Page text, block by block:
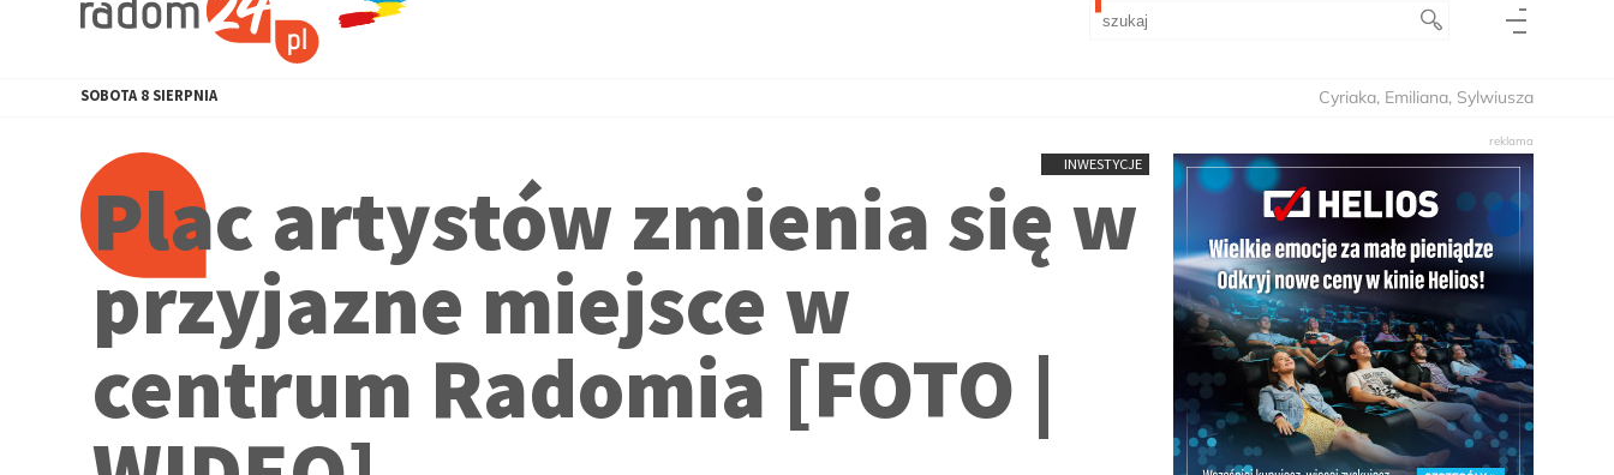
SOBOTA 8 SIERPNIA Cyriaka, Emiliana, Sylwiusza
INWESTYCJE
Plac artystów zmienia się w
przyjazne miejsce w
centrum Radomia [FOTO |